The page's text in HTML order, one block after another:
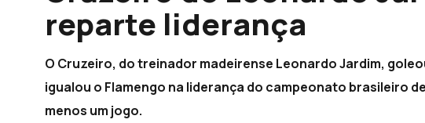
reparte liderança
O Cruzeiro, do treinador madeirense Leonardo Jardim,
igualou o Flamengo na liderança do campeonato brasileiro
menos um jogo.